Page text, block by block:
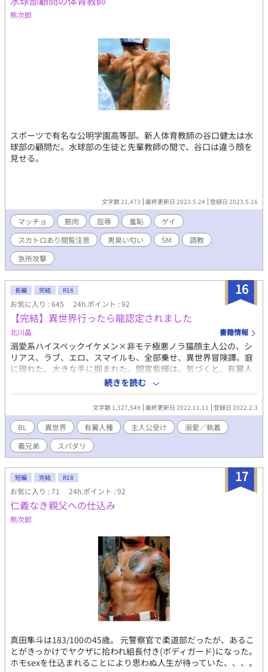
熊次郎
スポーツで有名な公明学園高等部。新人体育教師の谷口健太は水
球部の顧問だ。水球部の生徒と先輩教師の間で、谷口は違う顔を
見せる。
文字数 21,473 最終更新日 2023.5.24 登録日 2023.5.16
マッチョ 筋肉 屈辱 羞恥
ゲイ
スカトロあり閲覧注意
男臭い匂い SM
調教
急所攻撃
16
長編 完結 R18
お気に入り : 645 24h.ポイント : 92
【完結】異世界行ったら龍認定されました
北川晶 書籍情報
溺愛系ハイスペックイケメン×非モテ極悪ノラ猫顔主人公の、シ
リアス、ラブ、エロ、スマイルも、全部乗せ、異世界冒険譚。庭
に現れた、大きな手に掴まれた、間宮紫輝は。気づくと、有翼人
種が住む異世界にいた。背中に翼が生えていない紫輝は、怒る村
人に追いたてられる。紫輝は黒い翼を持つ男、安曇眞仲に助けら
れ。羽のない人物は龍鬼と呼ばれ、人から恐れられると教えても
らう。紫輝は手に一緒に掴まれた、金髪碧眼の美形弟の天誠と、
猫のライラがこの地に来ているのではないかと心配する。ライラ
とはすぐに合流できたが、異世界を渡ったせいで体は巨大化、し
ゃべれて、不思議な力を有していた。まさかのライラチート？
あれ、弟はどこ？ 紫輝はライラに助けてもらいながら、異世界
で、弟を探す旅を始める。 戦争話ゆえ、痛そうな回には▲、ラブ
シーン回には★をつけています。 紫輝は次々に魅力的な男性たち
と出会っていくが。誰と恋に落ちる？（登場順） 黒い髪と翼の、
圧倒的包容力の頼れるお兄さん、眞仲？ 青い髪と翼の、快活で、
一番初めに紫輝の友達になってくれた親友、千夜？ 緑髪の龍鬼、
鬼であることで傷つき切った繊細な心根の、優しく美人なお兄さ
ん、堺？ 黒髪の、翼は黒地に白のワンポイント、邪気と無邪気を
併せ持つ、俺様総司令官の赤穂？ 桃色の髪と翼、きゅるんと可愛
い美少女顔だが、頭キレキレの参謀、月光？ それとも、金髪碧眼
のハイパーブラコンの弟、天誠？ まさかのラスボス、敵の総帥、
手裏基成？ 冒頭部はちょっとつらいけど、必ずラブラブになるか
らついてきてくださいませ。性描写回は、苦手でも、大事なこと
が書いてあるので、薄目で見てくださると、ありがたいです。
続きを読む
文字数 1,327,549 最終更新日 2022.11.11 登録日 2022.2.3
BL 異世界 有翼人種 主人公受け
溺愛／執着
義兄弟
スパダリ
17
短編 完結 R18
お気に入り : 71 24h.ポイント : 92
仁義なき親父への仕込み
熊次郎
真田隼斗は183/100の45歳。 元警察官で柔道部だったが、あるこ
とがきっかけでヤクザに拾われ組長付き(ボディガード)になった。
ホモsexを仕込まれることにより思わぬ人生が待っていた、、、。